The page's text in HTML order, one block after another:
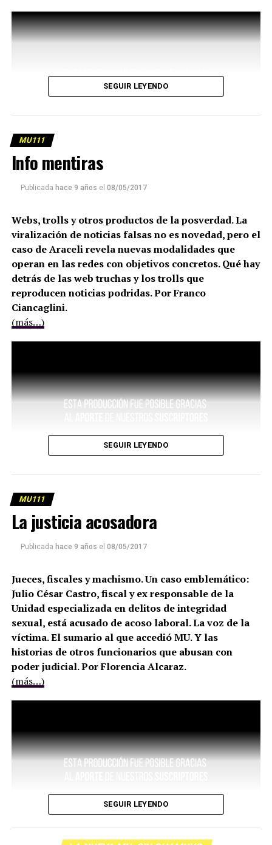
SEGUIR LEYENDO
MU111
Info mentiras
Publicada hace 9 años el 08/05/2017
Webs, trolls y otros productos de la posverdad. La
viralización de noticias falsas no es novedad, pero el
caso de Araceli revela nuevas modalidades que
operan en las redes con objetivos concretos. Qué hay
detrás de las web truchas y los trolls que
reproducen noticias podridas. Por Franco
Ciancaglini.
(más…)
SEGUIR LEYENDO
MU111
La justicia acosadora
Publicada hace 9 años el 08/05/2017
Jueces, fiscales y machismo. Un caso emblemático:
Julio César Castro, fiscal y ex responsable de la
Unidad especializada en delitos de integridad
sexual, está acusado de acoso laboral. La voz de la
víctima. El sumario al que accedió MU. Y las
historias de otros funcionarios que abusan con
poder judicial. Por Florencia Alcaraz.
(más…)
SEGUIR LEYENDO